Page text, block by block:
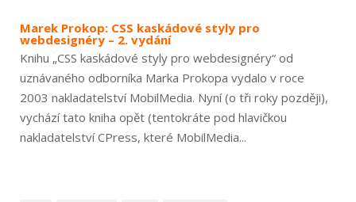
Marek Prokop: CSS kaskádové styly pro
webdesignéry – 2. vydání
Knihu „CSS kaskádové styly pro webdesignéry“ od
uznávaného odborníka Marka Prokopa vydalo v roce
2003 nakladatelství MobilMedia. Nyní (o tři roky později),
vychází tato kniha opět (tentokráte pod hlavičkou
nakladatelství CPress, které MobilMedia...